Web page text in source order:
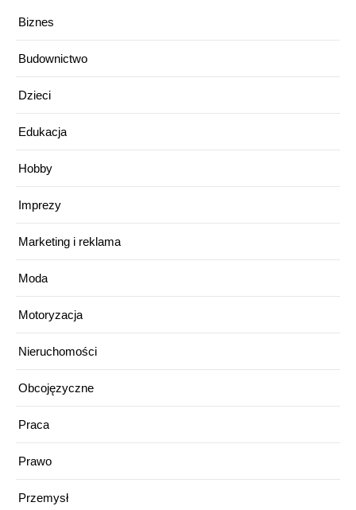
Biznes
Budownictwo
Dzieci
Edukacja
Hobby
Imprezy
Marketing i reklama
Moda
Motoryzacja
Nieruchomości
Obcojęzyczne
Praca
Prawo
Przemysł